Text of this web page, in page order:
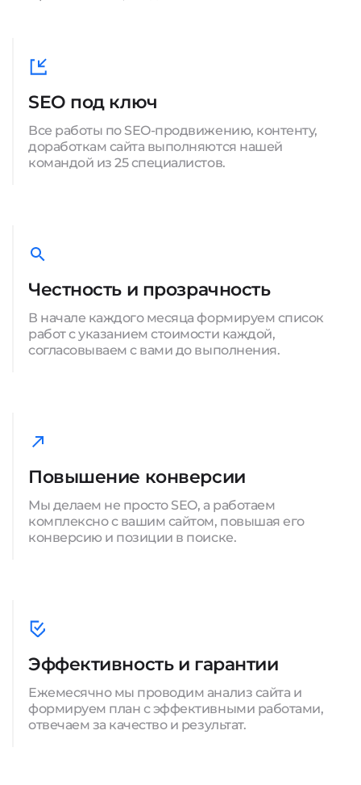
SEO под ключ
Все работы по SEO-продвижению, контенту,
доработкам сайта выполняются нашей
командой из 25 специалистов.
Честность и прозрачность
В начале каждого месяца формируем список
работ с указанием стоимости каждой,
согласовываем с вами до выполнения.
Повышение конверсии
Мы делаем не просто SEO, а работаем
комплексно с вашим сайтом, повышая его
конверсию и позиции в поиске.
Эффективность и гарантии
Ежемесячно мы проводим анализ сайта и
формируем план с эффективными работами,
отвечаем за качество и результат.